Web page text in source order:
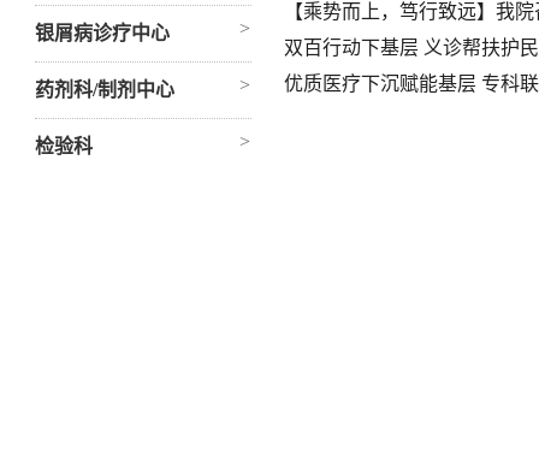
银屑病诊疗中心 >
药剂科/制剂中心 >
检验科 >
【乘势而上，笃行致远】我
双百行动下基层 义诊帮扶护
优质医疗下沉赋能基层 专科